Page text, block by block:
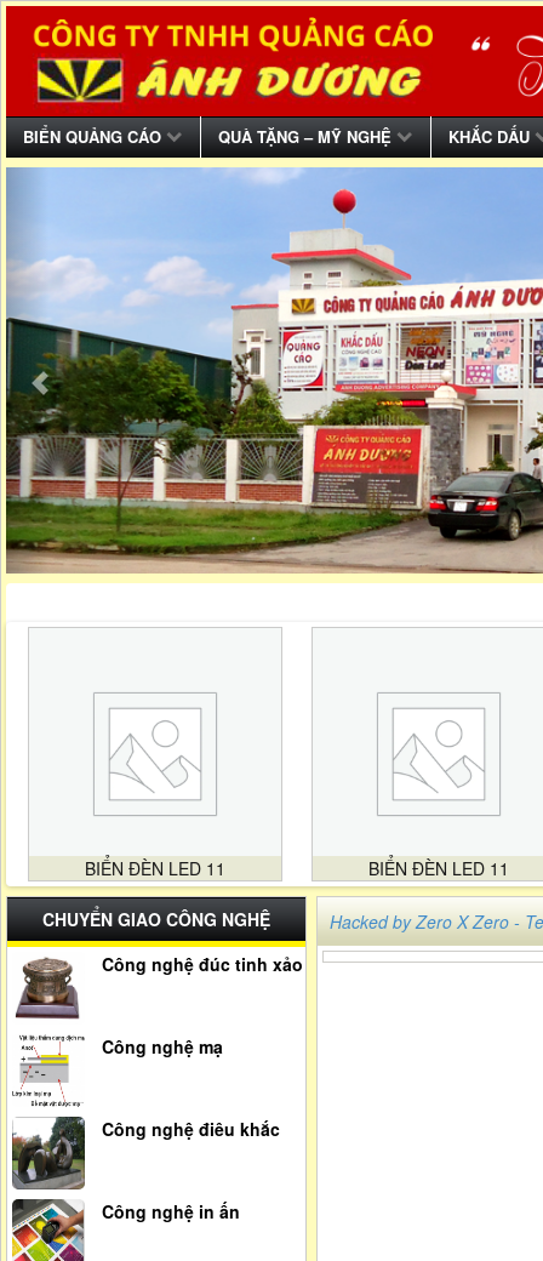
BIỂN QUẢNG CÁO QUÀ TẶNG – MỸ NGHỆ KHẮC DẤU
BIỂN ĐÈN LED 11 BIỂN ĐÈN LED 11
CHUYỂN GIAO CÔNG NGHỆ
Công nghệ đúc tinh xảo
Công nghệ mạ
Công nghệ điêu khắc
Công nghệ in ấn
Hacked by Zero X Zero -